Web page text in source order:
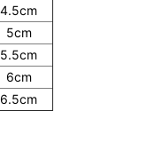
4.5cm
5cm
5.5cm
6cm
6.5cm